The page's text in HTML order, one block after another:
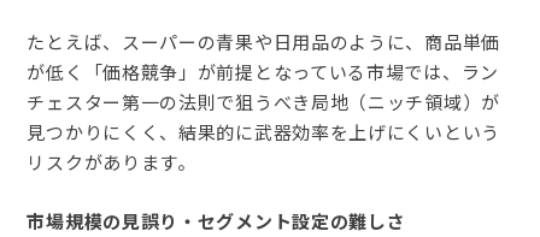
たとえば、スーパーの青果や日用品のように、商品単価
が低く「価格競争」が前提となっている市場では、ラン
チェスター第一の法則で狙うべき局地（ニッチ領域）が
見つかりにくく、結果的に武器効率を上げにくいという
リスクがあります。
市場規模の見誤り・セグメント設定の難しさ